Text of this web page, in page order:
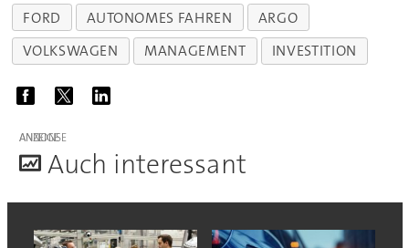
FORD AUTONOMES FAHREN
ARGO
VOLKSWAGEN
MANAGEMENT INVESTITION
ANZEIGE
Auch interessant